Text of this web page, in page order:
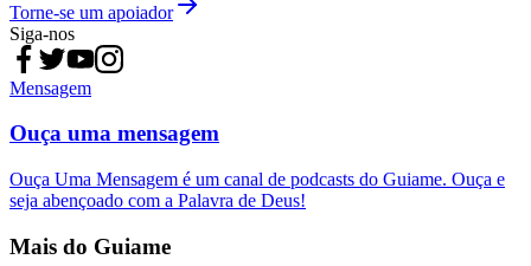
Torne-se um apoiador
Siga-nos
Mensagem
Ouça uma mensagem
Ouça Uma Mensagem é um canal de podcasts do Guiame. Ouça e
seja abençoado com a Palavra de Deus!
Mais do Guiame